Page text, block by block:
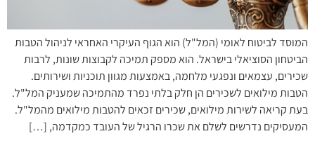
המוסד לביטוח לאומי (המל"ל) הוא הגוף העיקרי האחראי לניהול הטבות
הביטחון הסוציאלי בישראל. הוא מספק תמיכה לקבוצות שונות, לרבות
שכירים, עצמאים ונפגעי מלחמה, באמצעות מגוון תוכניות ושירותים.
הטבות מילואים לשכירים הן חלק בלתי נפרד מהתמיכה שמעניק המל"ל.
בעת קריאה לשירות מילואים, שכירים זכאים להטבות מילואים מהמל"ל.
המעסיקים נדרשים לשלם את שכרו הרגיל של העובד כמקדמה, […]